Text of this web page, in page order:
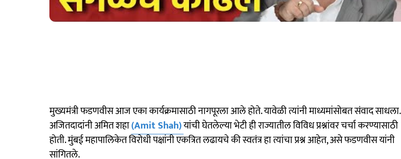
मुख्यमंत्री फडणवीस आज एका कार्यक्रमासाठी नागपूरला आले होते. यावेळी त्यांनी माध्यमांसोबत संवाद साधला.
अजितदादांनी अमित शहा(Amit Shah)यांची घेतलेल्या भेटी ही राज्यातील विविध प्रश्नांवर चर्चा करण्यासाठी
होती. मुंबई महापालिकेत विरोधी पक्षांनी एकत्रित लढायचे की स्वतंत्र हा त्यांचा प्रश्न आहेत, असे फडणवीस यांनी
सांगितले.